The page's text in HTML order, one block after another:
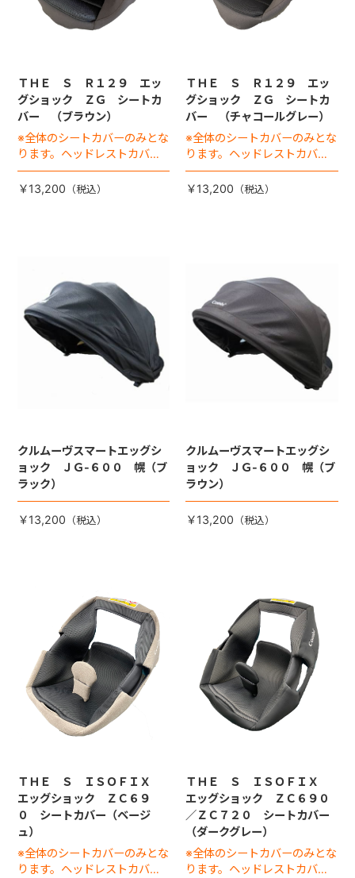
ＴＨＥ Ｓ Ｒ１２９ エッ
グショック ＺＧ シートカ
バー （ブラウン）
※全体のシートカバーのみとな
ります。ヘッドレストカバー
は別売りです。
￥13,200
ＴＨＥ Ｓ Ｒ１２９ エッ
グショック ＺＧ シートカ
バー （チャコールグレー）
※全体のシートカバーのみとな
ります。ヘッドレストカバー
は別売りです。
￥13,200
クルムーヴスマートエッグシ
ョック ＪＧ-６００ 幌（ブ
ラック）
￥13,200
クルムーヴスマートエッグシ
ョック ＪＧ-６００ 幌（ブ
ラウン）
￥13,200
ＴＨＥ Ｓ ＩＳＯＦＩＸ
エッグショック ＺＣ６９
０ シートカバー（ベージ
ュ）
※全体のシートカバーのみとな
ります。ヘッドレストカバー
ＴＨＥ Ｓ ＩＳＯＦＩＸ
エッグショック ＺＣ６９０
／ＺＣ７２０ シートカバー
（ダークグレー）
※全体のシートカバーのみとな
ります。ヘッドレストカバー